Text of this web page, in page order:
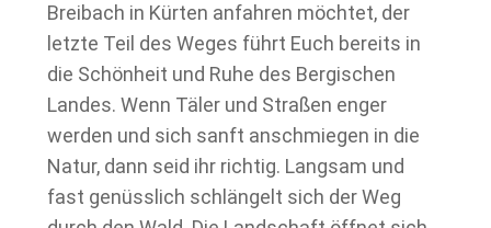
Breibach in Kürten anfahren möchtet, der
letzte Teil des Weges führt Euch bereits in
die Schönheit und Ruhe des Bergischen
Landes. Wenn Täler und Straßen enger
werden und sich sanft anschmiegen in die
Natur, dann seid ihr richtig. Langsam und
fast genüsslich schlängelt sich der Weg